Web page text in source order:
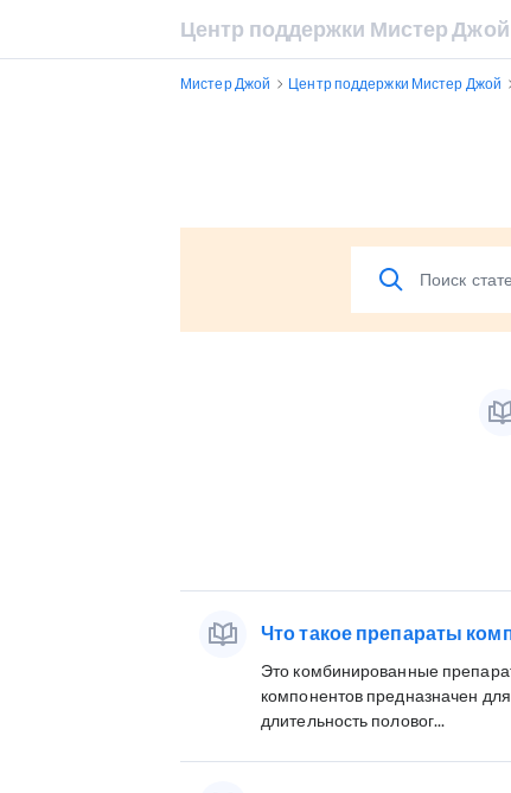
Центр поддержки Мистер Джой
Мистер Джой Центр поддержки Мистер Джой
Что такое препараты
Это комбинированные
компонентов предназначен
длительность половог...